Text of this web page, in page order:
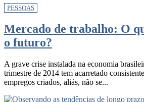
PESSOAS
Mercado de trabalho: O
o futuro?
A grave crise instalada na economia
trimestre de 2014 tem acarretado
empregos criados, aliás, não se...